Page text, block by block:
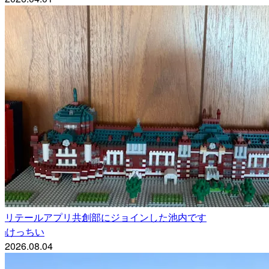
リテールアプリ共創部にジョインした池内です
iけっちい
2026.08.04